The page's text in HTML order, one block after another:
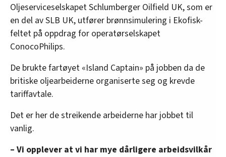
Oljeserviceselskapet Schlumberger Oilfield UK, som er
en del av SLB UK, utfører brønnsimulering i Ekofisk-
feltet på oppdrag for operatørselskapet
ConocoPhilips.
De brukte fartøyet «Island Captain» på jobben da de
britiske oljearbeiderne organiserte seg og krevde
tariffavtale.
Det er her de streikende arbeiderne har jobbet til
vanlig.
– Vi opplever at vi har mye dårligere arbeidsvilkår